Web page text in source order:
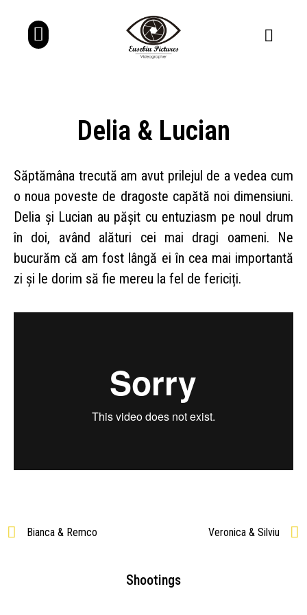
Delia & Lucian
Săptămâna trecută am avut prilejul de a vedea cum
o noua poveste de dragoste capătă noi dimensiuni.
Delia și Lucian au pășit cu entuziasm pe noul drum
în doi, având alături cei mai dragi oameni. Ne
bucurăm că am fost lângă ei în cea mai importantă
zi și le dorim să fie mereu la fel de fericiți.
Bianca & Remco Veronica & Silviu
Shootings